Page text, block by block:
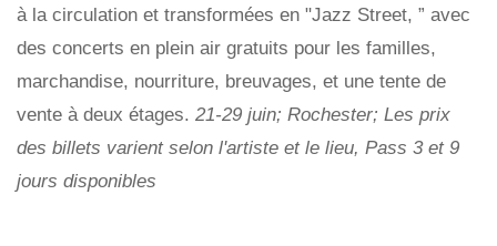
à la circulation et transformées en "Jazz Street, ” avec
des concerts en plein air gratuits pour les familles,
marchandise, nourriture, breuvages, et une tente de
vente à deux étages. 21-29 juin; Rochester; Les prix
des billets varient selon l'artiste et le lieu, Pass 3 et 9
jours disponibles